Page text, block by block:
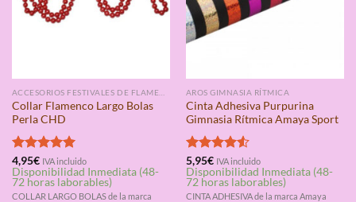
Collar Flamenco Largo Bolas
Perla CHD
Valorado
con5.00
de 5
4,95€ IVA incluido
Disponibilidad Inmediata (48-
72 horas laborables)
COLLAR LARGO BOLAS de la marca
AROS GIMNASIA RÍTMICA
Cinta Adhesiva Purpurina
Gimnasia Rítmica Amaya Sport
Valorado
con4.50
de 5
5,95€ IVA incluido
Disponibilidad Inmediata (48-
72 horas laborables)
CINTA ADHESIVA de la marca Amaya